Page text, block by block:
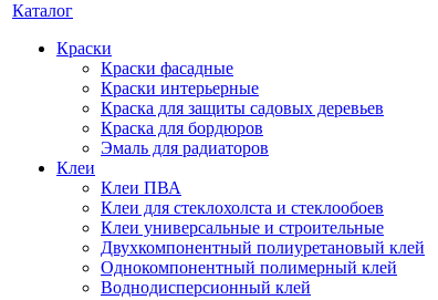
Каталог
Краски
Краски фасадные
Краски интерьерные
Краска для защиты садовых деревьев
⁠Краска для бордюров
Эмаль для радиаторов
Клеи
Клеи ПВА
Клеи для стеклохолста и стеклообоев
Клеи универсальные и строительные
Двухкомпонентный полиуретановый клей
Однокомпонентный полимерный клей
Воднодисперсионный клей